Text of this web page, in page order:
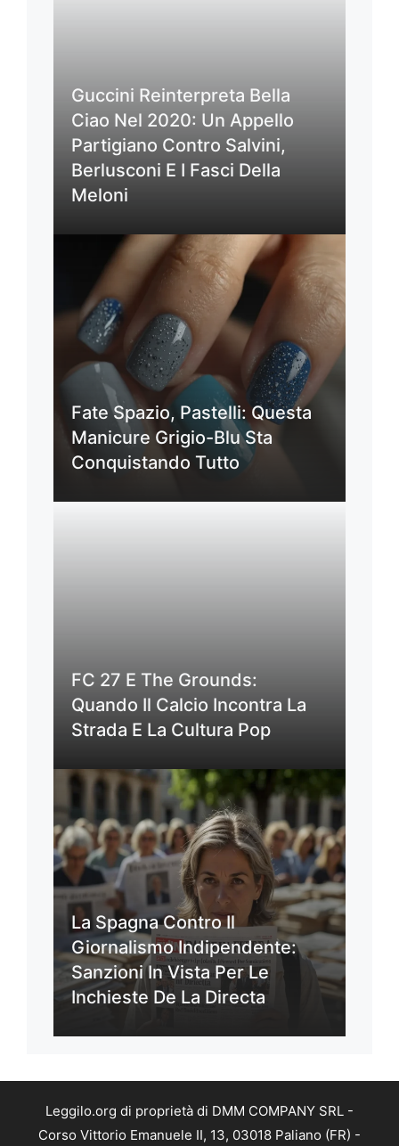
Guccini Reinterpreta Bella
Ciao Nel 2020: Un Appello
Partigiano Contro Salvini,
Berlusconi E I Fasci Della
Meloni
Fate Spazio, Pastelli: Questa
Manicure Grigio-Blu Sta
Conquistando Tutto
FC 27 E The Grounds:
Quando Il Calcio Incontra La
Strada E La Cultura Pop
La Spagna Contro Il
Giornalismo Indipendente:
Sanzioni In Vista Per Le
Inchieste De La Directa
Leggilo.org di proprietà di DMM COMPANY SRL -
Corso Vittorio Emanuele II, 13, 03018 Paliano (FR) -